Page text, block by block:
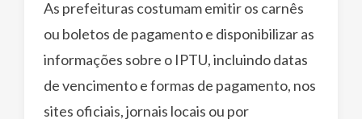
As prefeituras costumam emitir os carnês
ou boletos de pagamento e disponibilizar as
informações sobre o IPTU, incluindo datas
de vencimento e formas de pagamento, nos
sites oficiais, jornais locais ou por